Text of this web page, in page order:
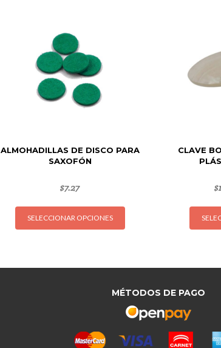
ALMOHADILLAS DE DISCO PARA
SAXOFÓN
$7.27
SELECCIONAR OPCIONES
Este
opciones
se
pueden
elegir
CLAVE
$
MÉTODOS DE PAGO